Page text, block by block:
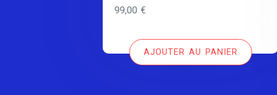
99,00€
AJOUTER AU PANIER